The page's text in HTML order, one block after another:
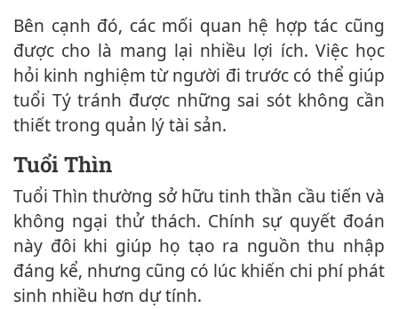
Bên cạnh đó, các mối quan hệ hợp tác cũng
được cho là mang lại nhiều lợi ích. Việc học
hỏi kinh nghiệm từ người đi trước có thể giúp
tuổi Tý tránh được những sai sót không cần
thiết trong quản lý tài sản.
Tuổi Thìn
Tuổi Thìn thường sở hữu tinh thần cầu tiến và
không ngại thử thách. Chính sự quyết đoán
này đôi khi giúp họ tạo ra nguồn thu nhập
đáng kể, nhưng cũng có lúc khiến chi phí phát
sinh nhiều hơn dự tính.